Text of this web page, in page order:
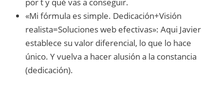
«Mi fórmula es simple. Dedicación+Visión
realista=Soluciones web efectivas»: Aqui Javier
establece su valor diferencial, lo que lo hace
único. Y vuelva a hacer alusión a la constancia
(dedicación).